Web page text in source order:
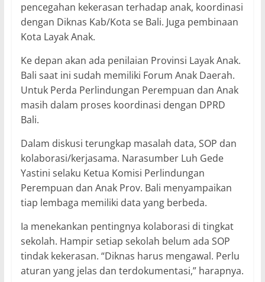
pencegahan kekerasan terhadap anak, koordinasi
dengan Diknas Kab/Kota se Bali. Juga pembinaan
Kota Layak Anak.
Ke depan akan ada penilaian Provinsi Layak Anak.
Bali saat ini sudah memiliki Forum Anak Daerah.
Untuk Perda Perlindungan Perempuan dan Anak
masih dalam proses koordinasi dengan DPRD
Bali.
Dalam diskusi terungkap masalah data, SOP dan
kolaborasi/kerjasama. Narasumber Luh Gede
Yastini selaku Ketua Komisi Perlindungan
Perempuan dan Anak Prov. Bali menyampaikan
tiap lembaga memiliki data yang berbeda.
Ia menekankan pentingnya kolaborasi di tingkat
sekolah. Hampir setiap sekolah belum ada SOP
tindak kekerasan. “Diknas harus mengawal. Perlu
aturan yang jelas dan terdokumentasi,” harapnya.